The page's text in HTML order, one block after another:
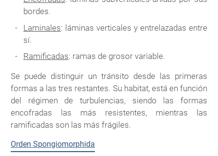
bordes.
Laminales: láminas verticales y entrelazadas entre
sí.
Ramificadas: ramas de grosor variable.
Se puede distinguir un tránsito desde las primeras
formas a las tres restantes. Su habitat, está en función
del régimen de turbulencias, siendo las formas
encofradas las más resistentes, mientras las
ramificadas son las más frágiles.
Orden Spongiomorphida